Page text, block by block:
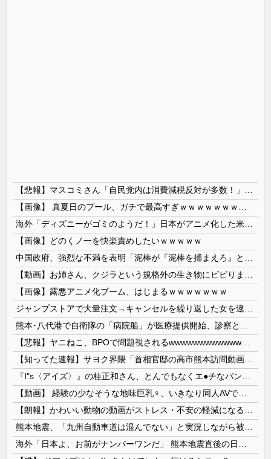
【悲報】マスコミさん「自民党内は消費減税反対が多数！」 → 自民党議員の内部暴露で嘘が完全発覚 → ｗｗｗｗｗｗｗｗｗｗｗｗｗｗ
【画像】 真夏日のプール、ガチで最高すぎｗｗｗｗｗｗｗｗｗｗ
海外「ディズニーがゴミのようだ！」日本がアニメ化した米人気SF作品に絶賛の声が殺到中
【画像】どのくノ一を快楽責めしたいｗｗｗｗｗ
中国政府、強烈な不満を表明「泥棒が『泥棒を捕まえろ』と叫ぶようなやり口で中国を貶めている」と強く非難！
【動画】お姉さん、クジラという規格外の生き物にビビりまくる 【Pickup05164712】
【画像】露悪アニメ化ブーム、はじまるｗｗｗｗｗｗｗ
ジャンプストアで大量注文→キャンセルを繰り返した女を逮捕 「注文で欲求が満たされた」総額43億円
熊本･八代港で自衛隊の「病院船」が医療提供開始、診察と薬剤処方…被災者向け大浴場も！
【悲報】ヤニねこ、BPOで問題視されるwwwwwwwwwwwwwwwwwwwwwwww
【知ってた速報】サヨク界隈「首相官邸の高市熊本訪問動画にBGMが付いてる！災害利用ガー！」→産経「安倍岸田石破時代も同様。当時は批判なかった」（...
『I"s〈アイズ〉』の桂正和さん、とんでもなくエ●チなパンツを描く。これもう芸術だろ
【動画】 経験の少なそうな地味巨乳♀、いきなり同人AVで生挿入セッ○スしてしまう。 日本終わりすぎだろ・・・
【朗報】かわいい動物の動画がストレス・不安の軽減になる可能性。英大学の研究で実証
熊本地震、「九州自動車道は混んでない」と実況しながら被災地へ向かう有名アナなどに批判殺到 全国紙記者「最新の状況をいち早く伝えることは報道機関としての責務」「情報を取り上げることには大きな意義がある」
海外「日本よ、お前がナンバーワンだ」 熊本地震直後の日本の対応のスピードに世界が衝撃